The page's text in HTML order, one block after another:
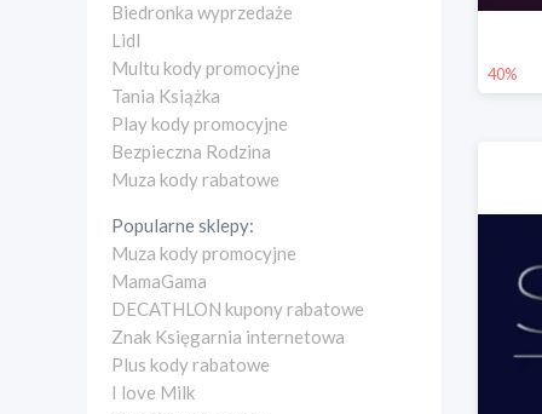
Biedronka wyprzedaże
Lidl
Multu kody promocyjne
Tania Książka
Play kody promocyjne
Bezpieczna Rodzina
Muza kody rabatowe
Popularne sklepy:
Muza kody promocyjne
MamaGama
DECATHLON kupony rabatowe
Znak Księgarnia internetowa
Plus kody rabatowe
I love Milk
40%